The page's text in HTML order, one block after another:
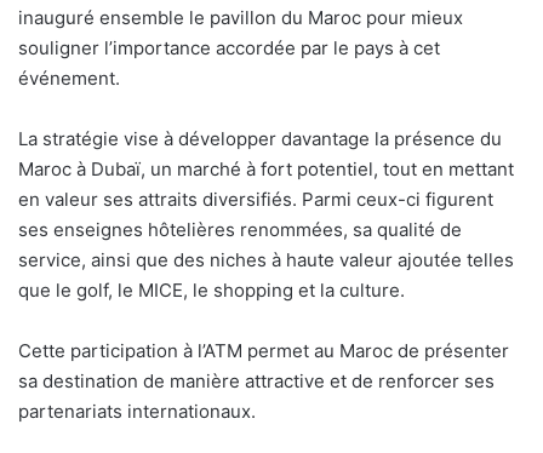
inauguré ensemble le pavillon du Maroc pour mieux
souligner l’importance accordée par le pays à cet
événement.
La stratégie vise à développer davantage la présence du
Maroc à Dubaï, un marché à fort potentiel, tout en mettant
en valeur ses attraits diversifiés. Parmi ceux-ci figurent
ses enseignes hôtelières renommées, sa qualité de
service, ainsi que des niches à haute valeur ajoutée telles
que le golf, le MICE, le shopping et la culture.
Cette participation à l’ATM permet au Maroc de présenter
sa destination de manière attractive et de renforcer ses
partenariats internationaux.